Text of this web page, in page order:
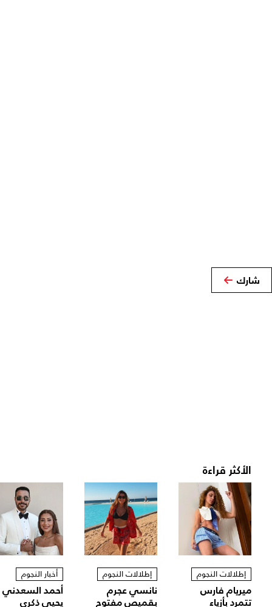
شارك
الأكثر قراءة
إطلالات النجوم
ميريام فارس
تتمرد بأزياء
إطلالات النجوم
نانسي عجرم
بقميص مفتوح
أخبار النجوم
أحمد السعدني
يحيي ذكرى